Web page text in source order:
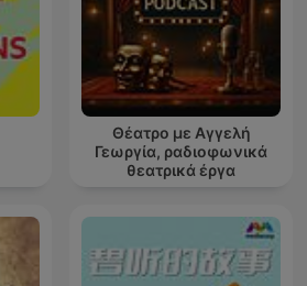
Θέατρο με Αγγελή
Γεωργία, ραδιοφωνικά
θεατρικά έργα